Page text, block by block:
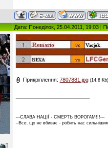
Дата: Понеділок, 25.04.2011, 19:03 |
Прикріплення: 7807881.jpg (14.6 Kb)
---СЛАВА НАЦІЇ - СМЕРТЬ ВОРОГАМ!!!---
--Все, що не вбиває - робить нас